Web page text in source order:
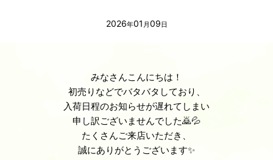
2026年01 月09日
みなさんこんにちは！
初売りなどでバタバタしており、
入荷日程のお知らせが遅れてしまい
申し訳ございませんでした🙇💦
たくさんご来店いただき、
誠にありがとうございます✨